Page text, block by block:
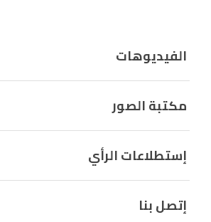
الفيديوهات
مكتبة الصور
إستطلاعات الرأي
إتصل بنا